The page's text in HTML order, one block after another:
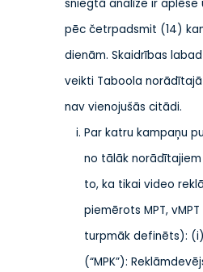
sniegtā analīze ir
pēc četrpadsmit (14)
dienām. Skaidrības
veikti Taboola
nav vienojušās citādi.
Par katru kampaņu
no tālāk
to, ka tikai video
piemērots MPT,
turpmāk definēts):
(“MPK”):